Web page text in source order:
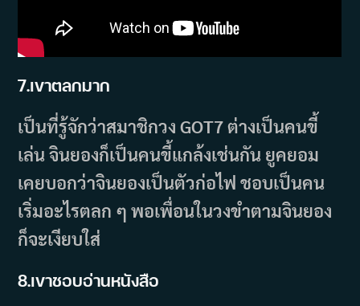
7.เขาตลกมาก
เป็นที่รู้จักว่าสมาชิกวง GOT7 ต่างเป็นคนขี้
เล่น จินยองก็เป็นคนขี้แกล้งเช่นกัน ยูคยอม
เคยบอกว่าจินยองเป็นตัวก่อไฟ ชอบเป็นคน
เริ่มอะไรตลก ๆ พอเพื่อนในวงขำตามจินยอง
ก็จะเงียบใส่
8.เขาชอบอ่านหนังสือ